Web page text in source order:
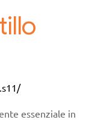
essenziale in